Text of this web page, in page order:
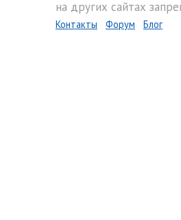
на других сайтах
Контакты Форум Блог